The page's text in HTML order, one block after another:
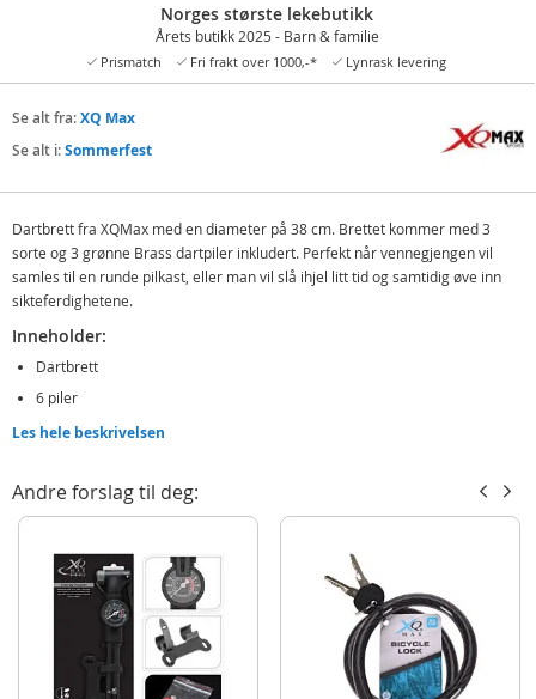
Norges største lekebutikk
Årets butikk 2025 - Barn & familie
Prismatch Fri frakt over 1000,-* Lynrask levering
Se alt fra:XQ Max
Se alt i:Sommerfest
Dartbrett fra XQMax med en diameter på 38 cm. Brettet kommer med 3
sorte og 3 grønne Brass dartpiler inkludert. Perfekt når vennegjengen vil
samles til en runde pilkast, eller man vil slå ihjel litt tid og samtidig øve inn
sikteferdighetene.
Inneholder:
Dartbrett
6 piler
Detaljer:
Alder: fra 12 år
Modell
Les hele beskrivelsen
Andre forslag til deg: